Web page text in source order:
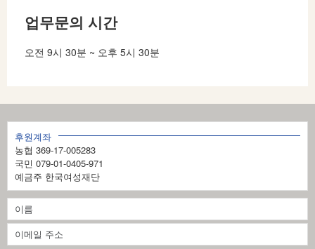
업무문의 시간
오전 9시 30분 ~ 오후 5시 30분
후원계좌
농협 369-17-005283
국민 079-01-0405-971
예금주 한국여성재단